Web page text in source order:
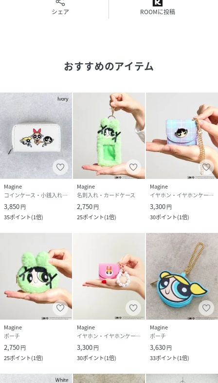
シェア ROOMに投稿
おすすめのアイテム
Magine
コインケース・小銭入れ・札入れ
3,850円
35ポイント(1倍)
Magine
名刺入れ・カードケース
2,750円
25ポイント(1倍)
Magine
イヤホン・イヤホンケース・ヘッドフォン
3,300円
30ポイント(1倍)
Magine
ポーチ
2,750円
25ポイント(1倍)
Magine
イヤホン・イヤホンケース・ヘッドフォン
3,300円
30ポイント(1倍)
Magine
ポーチ
3,630円
33ポイント(1倍)